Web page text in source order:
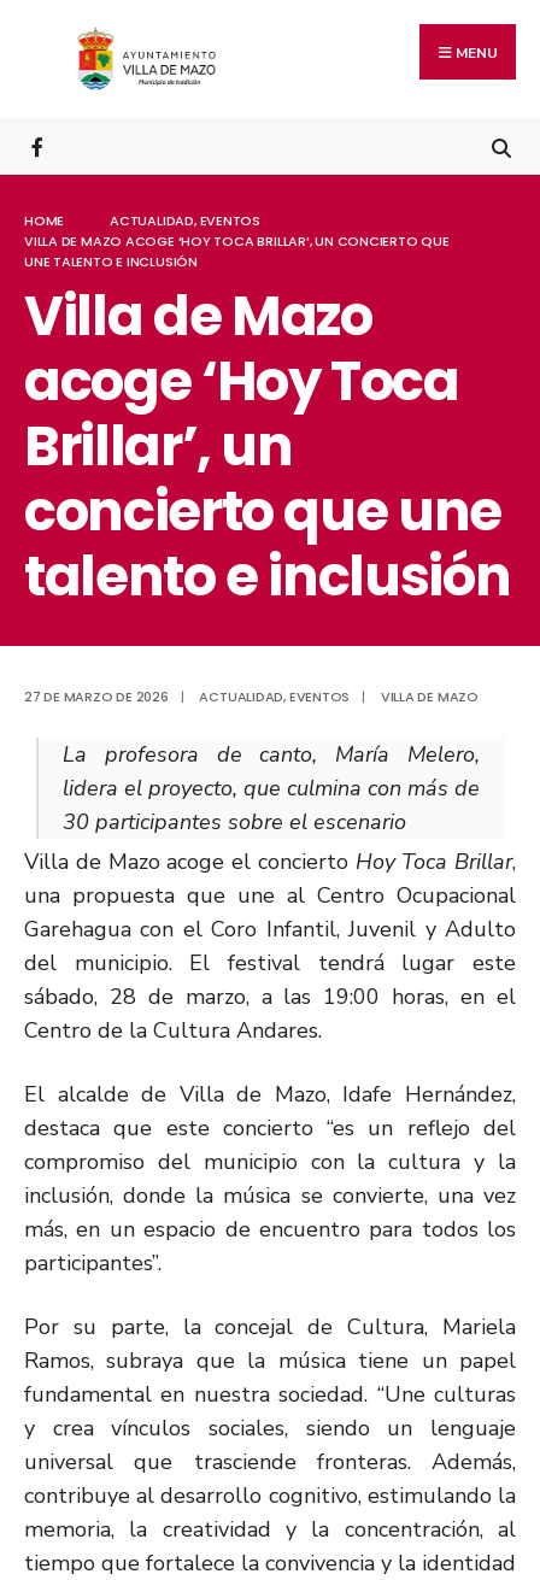
MENU
HOME ACTUALIDAD,EVENTOS
VILLA DE MAZO ACOGE ‘HOY TOCA BRILLAR’, UN CONCIERTO QUE
UNE TALENTO E INCLUSIÓN
Villa de Mazo
acoge ‘Hoy Toca
Brillar’, un
concierto que une
talento e inclusión
27 DE MARZO DE 2026 | ACTUALIDAD,EVENTOS | VILLA DE MAZO
La profesora de canto, María Melero,
lidera el proyecto, que culmina con más de
30 participantes sobre el escenario
Villa de Mazo acoge el concierto Hoy Toca Brillar,
una propuesta que une al Centro Ocupacional
Garehagua con el Coro Infantil, Juvenil y Adulto
del municipio. El festival tendrá lugar este
sábado, 28 de marzo, a las 19:00 horas, en el
Centro de la Cultura Andares.
El alcalde de Villa de Mazo, Idafe Hernández,
destaca que este concierto “es un reflejo del
compromiso del municipio con la cultura y la
inclusión, donde la música se convierte, una vez
más, en un espacio de encuentro para todos los
participantes”.
Por su parte, la concejal de Cultura, Mariela
Ramos, subraya que la música tiene un papel
fundamental en nuestra sociedad. “Une culturas
y crea vínculos sociales, siendo un lenguaje
universal que trasciende fronteras. Además,
contribuye al desarrollo cognitivo, estimulando la
memoria, la creatividad y la concentración, al
tiempo que fortalece la convivencia y la identidad